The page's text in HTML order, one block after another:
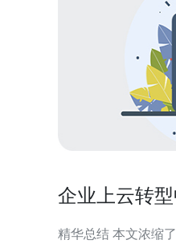
企业上云转
精华总结 本文浓缩